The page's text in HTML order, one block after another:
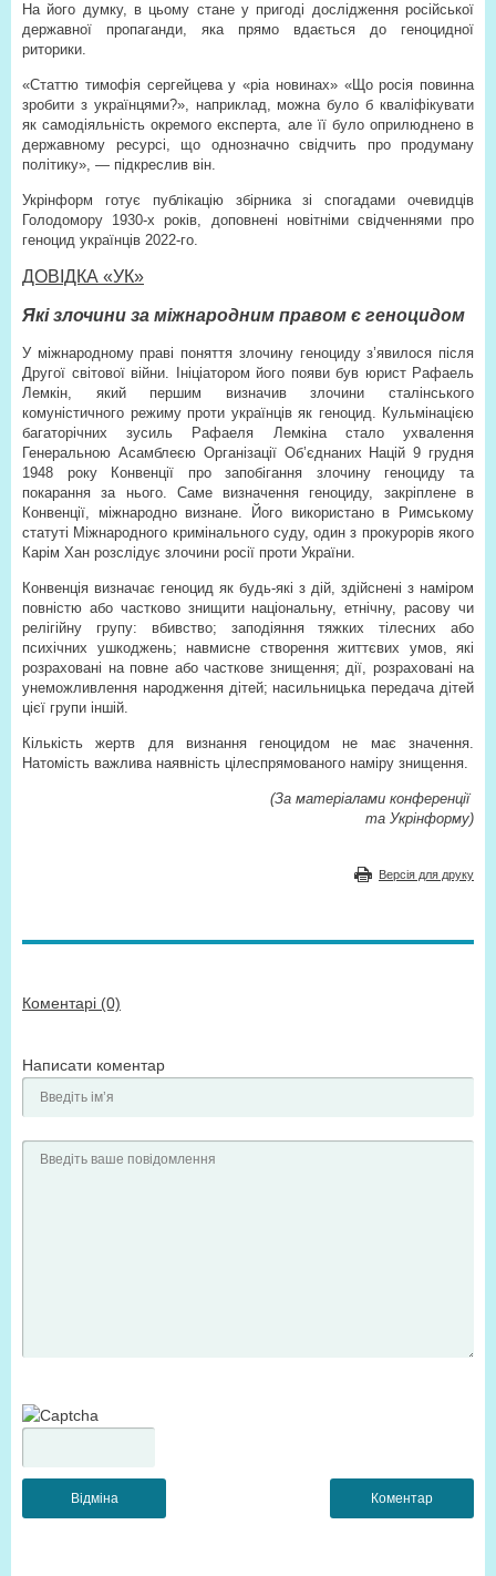
На його думку, в цьому стане у пригоді дослідження російської
державної пропаганди, яка прямо вдається до геноцидної
риторики.
«Статтю тимофія сергейцева у «ріа новинах» «Що росія повинна
зробити з українцями?», наприклад, можна було б кваліфікувати
як самодіяльність окремого експерта, але її було оприлюднено в
державному ресурсі, що однозначно свідчить про продуману
політику», — підкреслив він.
Укрінформ готує публікацію збірника зі спогадами очевидців
Голодомору 1930-х років, доповнені новітніми свідченнями про
геноцид українців 2022-го.
ДОВІДКА «УК»
Які злочини за міжнародним правом є геноцидом
У міжнародному праві поняття злочину геноциду з’явилося після
Другої світової війни. Ініціатором його появи був юрист Рафаель
Лемкін, який першим визначив злочини сталінського
комуністичного режиму проти українців як геноцид. Кульмінацією
багаторічних зусиль Рафаеля Лемкіна стало ухвалення
Генеральною Асамблеєю Організації Об’єднаних Націй 9 грудня
1948 року Конвенції про запобігання злочину геноциду та
покарання за нього. Саме визначення геноциду, закріплене в
Конвенції, міжнародно визнане. Його використано в Римському
статуті Міжнародного кримінального суду, один з прокурорів якого
Карім Хан розслідує злочини росії проти України.
Конвенція визначає геноцид як будь-які з дій, здійснені з наміром
повністю або частково знищити національну, етнічну, расову чи
релігійну групу: вбивство; заподіяння тяжких тілесних або
психічних ушкоджень; навмисне створення життєвих умов, які
розраховані на повне або часткове знищення; дії, розраховані на
унеможливлення народження дітей; насильницька передача дітей
цієї групи іншій.
Кількість жертв для визнання геноцидом не має значення.
Натомість важлива наявність цілеспрямованого наміру знищення.
(За матеріалами конференції
та Укрінформу)
Версія для друку
Коментарі (0)
Написати коментар